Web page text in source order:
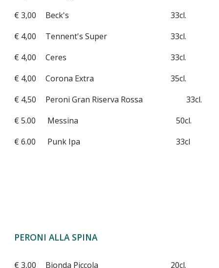
€ 3,00
Beck's
33cl.
€ 4,00
Tennent's Super
33cl.
€ 4,00
Ceres
33cl.
€ 4,00
Corona Extra
35cl.
€ 4,50
Peroni Gran Riserva Rossa
33cl.
€ 5.00 Messina 50cl.
€ 6.00 Punk Ipa 33cl
PERONI ALLA SPINA
€ 3,00 Bionda Piccola 20cl.